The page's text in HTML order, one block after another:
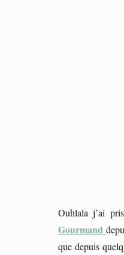
Ouhlala j’ai
Gourmand
que depuis